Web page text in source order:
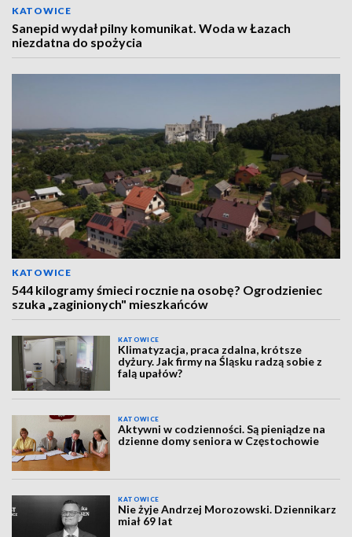
KATOWICE
Sanepid wydał pilny komunikat. Woda w Łazach
niezdatna do spożycia
KATOWICE
544 kilogramy śmieci rocznie na osobę? Ogrodzieniec
szuka „zaginionych" mieszkańców
KATOWICE
Klimatyzacja, praca zdalna, krótsze
dyżury. Jak firmy na Śląsku radzą sobie z
falą upałów?
KATOWICE
Aktywni w codzienności. Są pieniądze na
dzienne domy seniora w Częstochowie
KATOWICE
Nie żyje Andrzej Morozowski. Dziennikarz
miał 69 lat